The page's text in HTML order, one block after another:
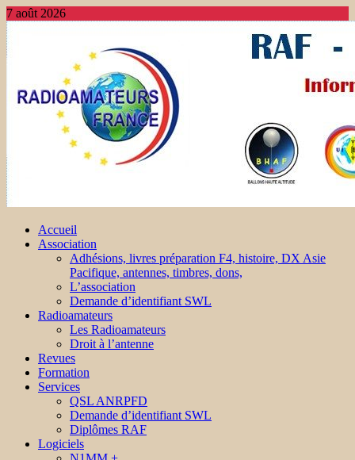
7 août 2026
Accueil
Association
Adhésions, livres préparation F4, histoire, DX Asie
Pacifique, antennes, timbres, dons,
L’association
Demande d’identifiant SWL
Radioamateurs
Les Radioamateurs
Droit à l’antenne
Revues
Formation
Services
QSL ANRPFD
Demande d’identifiant SWL
Diplômes RAF
Logiciels